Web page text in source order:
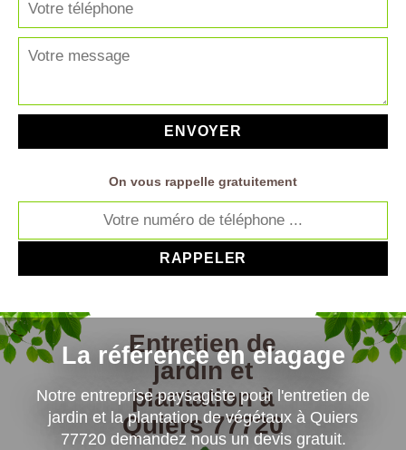
La référence en elagage
Notre entreprise paysagiste pour l'entretien de
jardin et la plantation de végétaux à Quiers
77720 demandez nous un devis gratuit.
On vous rappelle gratuitement
Entretien de
jardin et
plantation à
Quiers 77720